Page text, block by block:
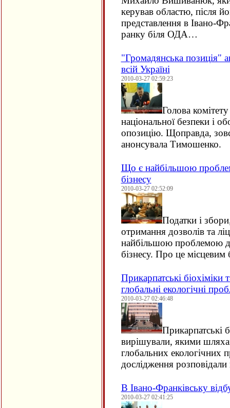
керував областю, після
представлення в Івано-
ранку біля ОДА…
"Громадянська позиція"
всій Україні
2010-03-27 02:59:23
Голова
національної безпеки і
опозицію. Щоправда,
анонсувала Тимошенко.
Що є найбільшою
бізнесу
2010-03-27 02:52:09
Податки і
отримання дозволів та
найбільшою проблемою
бізнесу. Про це
Прикарпатські
глобальні екологічні
2010-03-27 02:46:48
Прикарпатські
вирішували, якими
глобальних екологічних
дослідження
В Івано-Франківську
2010-03-27 02:41:25